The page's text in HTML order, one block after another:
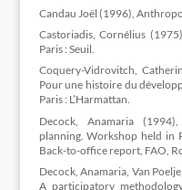
Candau Joël (1996),
Castoriadis, Cornélius
Paris : Seuil.
Coquery-Vidrovitch,
Pour une histoire du
Paris : L’Harmattan.
Decock, Anamaria
planning. Workshop held in
Back-to-office report, FAO,
Decock, Anamaria, Van
A participatory